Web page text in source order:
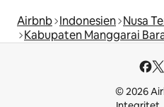
Airbnb Indonesien Nusa
Kabupaten Manggarai
© 2026